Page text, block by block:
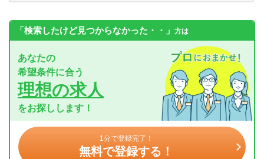
「検索したけど見つからなかった・・」 方は
あなたの
希望条件に合う
理想の求人
をお探しします！
1分で登録完了！
無料で登録する！